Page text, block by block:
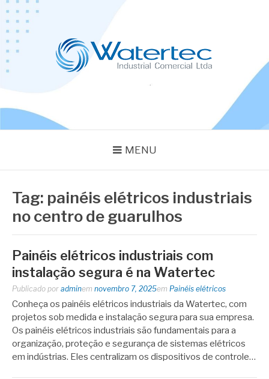
Pular
para
conteúdo
MENU
Tag: painéis elétricos industriais
no centro de guarulhos
Painéis elétricos industriais com
instalação segura é na Watertec
Publicado por adminem novembro 7, 2025em Painéis elétricos
Conheça os painéis elétricos industriais da Watertec, com
projetos sob medida e instalação segura para sua empresa.
Os painéis elétricos industriais são fundamentais para a
organização, proteção e segurança de sistemas elétricos
em indústrias. Eles centralizam os dispositivos de controle…